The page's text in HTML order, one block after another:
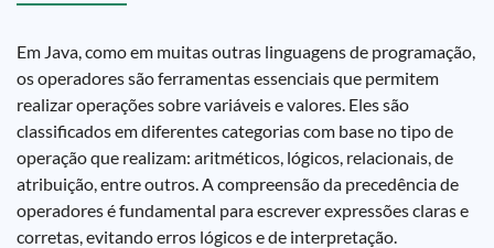
Em Java, como em muitas outras linguagens de programação,
os operadores são ferramentas essenciais que permitem
realizar operações sobre variáveis e valores. Eles são
classificados em diferentes categorias com base no tipo de
operação que realizam: aritméticos, lógicos, relacionais, de
atribuição, entre outros. A compreensão da precedência de
operadores é fundamental para escrever expressões claras e
corretas, evitando erros lógicos e de interpretação.